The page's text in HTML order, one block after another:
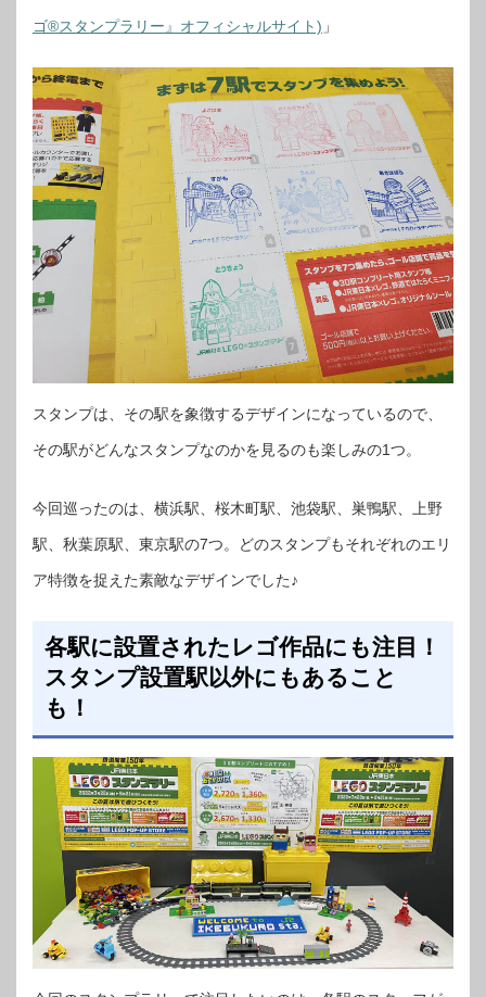
ゴ®スタンプラリー』オフィシャルサイト) 」
スタンプは、その駅を象徴するデザインになっているので、
その駅がどんなスタンプなのかを見るのも楽しみの1つ。
今回巡ったのは、横浜駅、桜木町駅、池袋駅、巣鴨駅、上野
駅、秋葉原駅、東京駅の7つ。どのスタンプもそれぞれのエリ
ア特徴を捉えた素敵なデザインでした♪
各駅に設置されたレゴ作品にも注目！
スタンプ設置駅以外にもあること
も！